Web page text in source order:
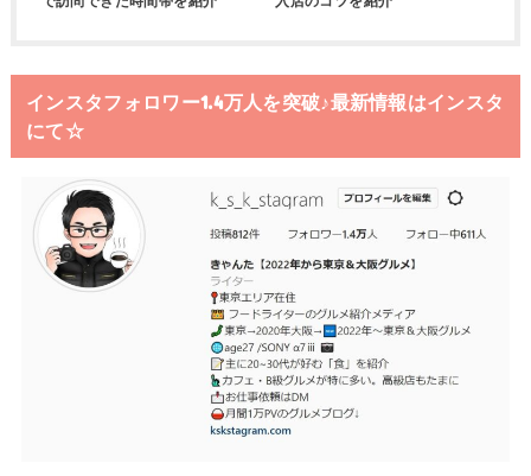
インスタフォロワー1.4万人を突破♪最新情報はインスタ
にて☆